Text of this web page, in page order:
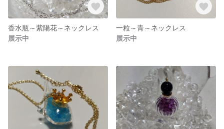
香水瓶～紫陽花～ネックレス
展示中
一粒～青～ネックレス
展示中